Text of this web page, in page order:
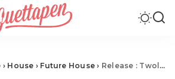
› House › Future House › Release : Twoloud & Cranksters – Work It [Doorn]